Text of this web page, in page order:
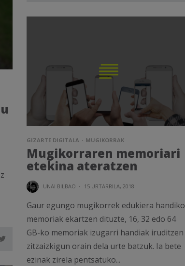
GIZARTE DIGITALA MUGIKORRAK
Mugikorraren memoriari
etekina ateratzen
UNAI BILBAO · 15 URTARRILA, 2018
Gaur egungo mugikorrek edukiera handiko
memoriak ekartzen dituzte, 16, 32 edo 64
GB-ko memoriak izugarri handiak iruditzen
zitzaizkigun orain dela urte batzuk. Ia bete
ezinak zirela pentsatuko...